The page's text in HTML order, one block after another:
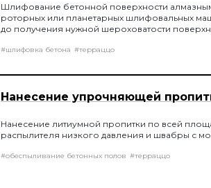
Шлифование бетонной поверхности
роторных или планетарных шлифовальных
до получения нужной шероховатости
#шлифовка бетона #терраццо
Нанесение упрочняющей
Нанесение литиумной пропитки по всей
распылителя низкого давления и швабры с
#обеспыливание бетонных полов #терраццо